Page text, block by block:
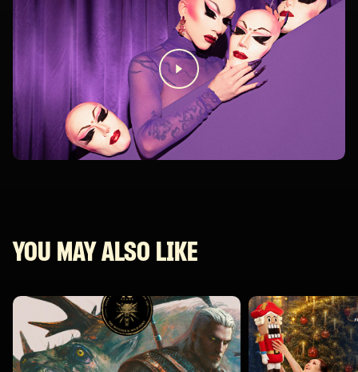
YOU MAY ALSO LIKE